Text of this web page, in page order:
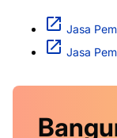
Jasa
Jasa